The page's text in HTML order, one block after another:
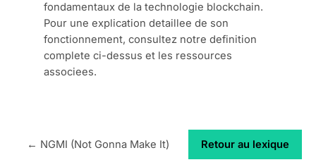
fondamentaux de la technologie blockchain.
Pour une explication detaillee de son
fonctionnement, consultez notre definition
complete ci-dessus et les ressources
associees.
← NGMI (Not Gonna Make It) Retour au lexique